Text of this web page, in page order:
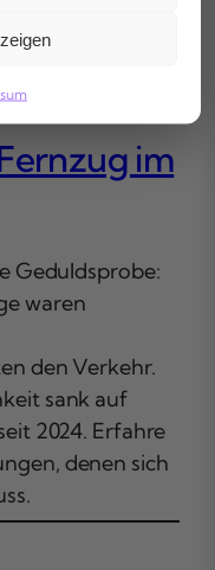
im
Geduldsprobe:
waren
den Verkehr.
sank auf
2024. Erfahre
denen sich